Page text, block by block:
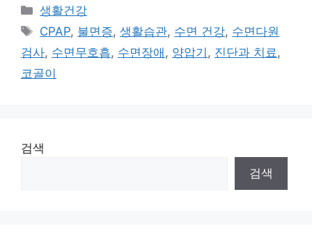
카
테
리
생활건강
태
그
CPAP, 불면증,생활습관, 수면 건강, 수면다원
검사, 수면무호흡, 수면장애 , 양압기 , 진단과 치료,
코골이
검색
검색